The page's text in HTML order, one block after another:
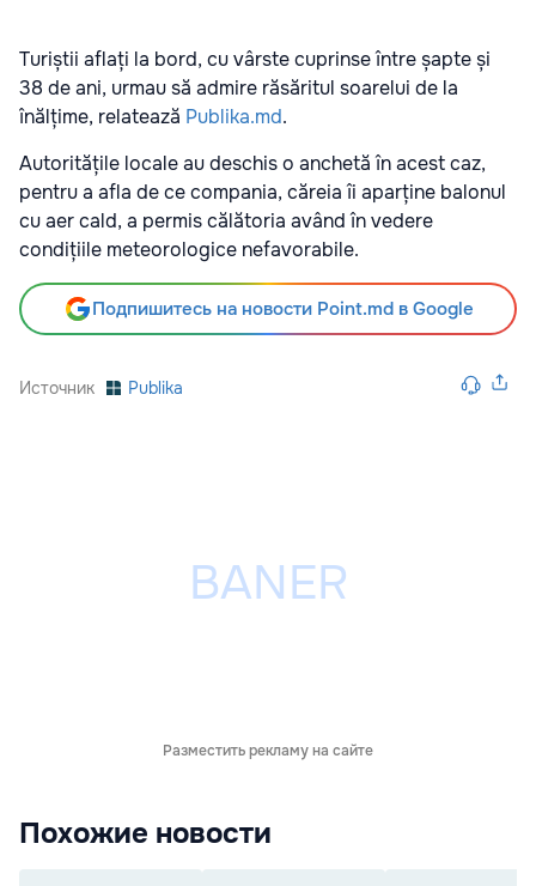
Turiștii aflați la bord, cu vârste cuprinse între șapte și
38 de ani, urmau să admire răsăritul soarelui de la
înălțime, relatează Publika.md.
Autoritățile locale au deschis o anchetă în acest caz,
pentru a afla de ce compania, căreia îi aparține balonul
cu aer cald, a permis călătoria având în vedere
condițiile meteorologice nefavorabile.
Подпишитесь на новости Point.md в Google
Источник Publika
Разместить рекламу на сайте
Похожие новости